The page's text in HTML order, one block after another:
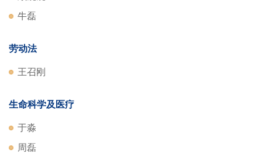
牛磊
劳动法
王召刚
生命科学及医疗
于淼
周磊